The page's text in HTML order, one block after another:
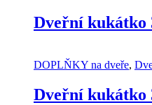
Dveřní kukátko
DOPLŇKY na dveře,
Dveřní kukátko